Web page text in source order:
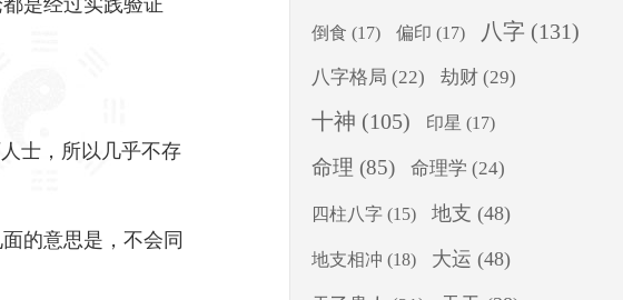
是经过实践验证
士，所以几乎不存
的意思是，不会同
倒食 (17) 偏印 (17) 八字 (131)
八字格局 (22) 劫财 (29)
十神 (105) 印星 (17)
命理 (85) 命理学 (24)
四柱八字 (15) 地支 (48)
地支相冲 (18) 大运 (48)